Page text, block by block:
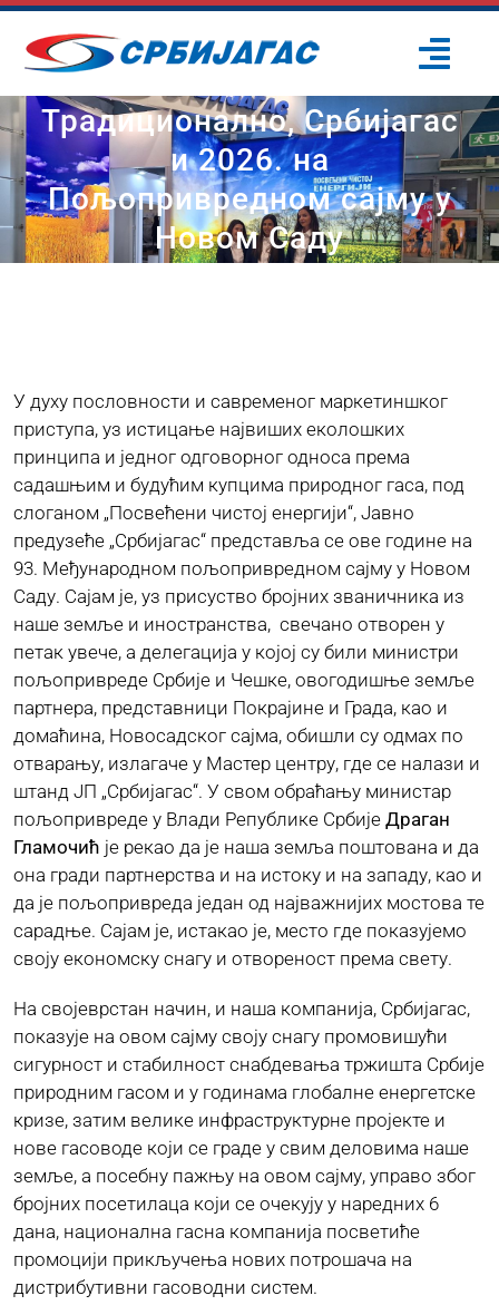
Skip
content
ПОЧЕТНА
О НАМА
ПРОЈЕКТИ
ОДРЖИВИ РАЗВОЈ
ПРЕС ЦЕНТАР
ЈАВНЕ НАБАВКЕ
ПЛАН ЈАВНИХ НАБАВКИ
КОНТАКТ
Традиционално, Србијагас
и 2026. на
Пољопривредном сајму у
Новом Саду
У духу пословности и савременог маркетиншког
приступа, уз истицање највиших еколошких
принципа и једног одговорног односа према
садашњим и будућим купцима природног гаса, под
слоганом „Посвећени чистој енергији“, Јавно
предузеће „Србијагас“ представља се ове године на
93. Међународном пољопривредном сајму у Новом
Саду. Сајам је, уз присуство бројних званичника из
наше земље и иностранства, свечано отворен у
петак увече, а делегација у којој су били министри
пољопривреде Србије и Чешке, овогодишње земље
партнера, представници Покрајине и Града, као и
домаћина, Новосадског сајма, обишли су одмах по
отварању, излагаче у Мастер центру, где се налази и
штанд ЈП „Србијагас“. У свом обраћању министар
пољопривреде у Влади Републике Србије Драган
Гламочић је рекао да је наша земља поштована и да
она гради партнерства и на истоку и на западу, као и
да је пољопривреда један од најважнијих мостова те
сарадње. Сајам је, истакао је, место где показујемо
своју економску снагу и отвореност према свету.
На својеврстан начин, и наша компанија, Србијагас,
показује на овом сајму своју снагу промовишући
сигурност и стабилност снабдевања тржишта Србије
природним гасом и у годинама глобалне енергетске
кризе, затим велике инфраструктурне пројекте и
нове гасоводе који се граде у свим деловима наше
земље, а посебну пажњу на овом сајму, управо због
бројних посетилаца који се очекују у наредних 6
дана, национална гасна компанија посветиће
промоцији прикључења нових потрошача на
дистрибутивни гасоводни систем.